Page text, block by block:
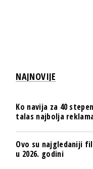
NAJNOVIJE
Ko navija za 40
talas najbolja
Ovo su najgledaniji
u 2026. godini